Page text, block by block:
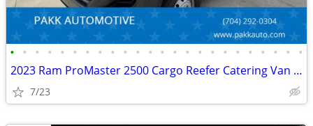
• • • • • • • • • • • • • • • • • • • • • • • •
2023 Ram ProMaster 2500 Cargo Reefer Catering Van Thermo King V320
7/23